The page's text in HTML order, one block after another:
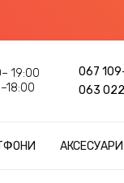
19:00
067
063
АКСЕСУАРИ